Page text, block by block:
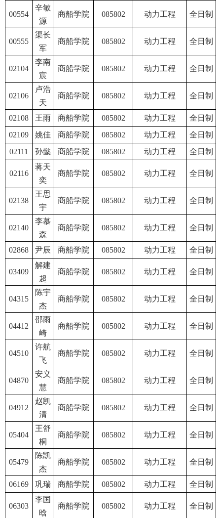
00554
辛敏
源
商船学院 085802 动力工程 全日制
00555
渠长
军
商船学院 085802 动力工程 全日制
02104
李南
宸
商船学院 085802 动力工程 全日制
02106
卢浩
天
商船学院 085802 动力工程 全日制
02108 王雨 商船学院 085802 动力工程
全日制
02109
姚佳 商船学院 085802 动力工程
全日制
02111
孙懿 商船学院 085802 动力工程 全日制
02116
蒋天
奕
商船学院 085802 动力工程 全日制
02138
王思
宇
商船学院 085802 动力工程 全日制
02140
李慕
森
商船学院 085802 动力工程 全日制
02868 尹辰 商船学院 085802 动力工程 全日制
03409
解建
超
商船学院 085802 动力工程 全日制
04315
陈宇
杰
商船学院 085802 动力工程 全日制
04412
邵雨
崎
商船学院 085802 动力工程 全日制
04510
许航
飞
商船学院 085802 动力工程 全日制
04870
安义
慧
商船学院 085802 动力工程 全日制
04912
赵凯
清
商船学院 085802 动力工程 全日制
05404
王舒
桐
商船学院 085802 动力工程 全日制
05479
陈凯
杰
商船学院 085802 动力工程 全日制
06169 巩瑞 商船学院 085802 动力工程 全日制
06303
李国
晗
商船学院 085802 动力工程 全日制